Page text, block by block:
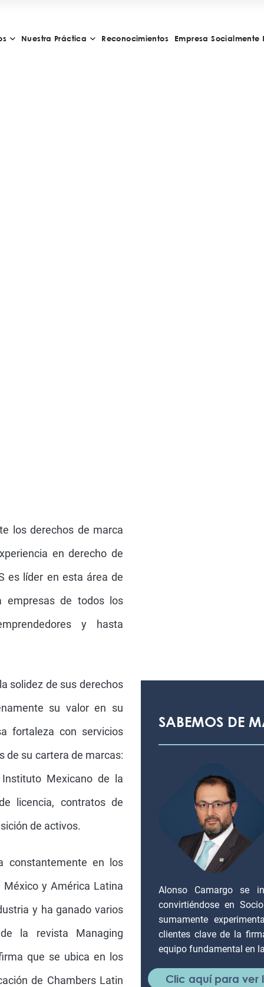
Nuestra Práctica Reconocimientos Empresa Socialmente
los derechos de marca
en derecho de
es líder en esta área de
empresas de todos los
y hasta
solidez de sus derechos
su valor en su
fortaleza con servicios
de su cartera de marcas:
Mexicano de la
licencia, contratos de
de activos.
constantemente en los
y América Latina
y ha ganado varios
la revista Managing
que se ubica en los
de Chambers Latin
SABEMOS DE
Alonso Camargo se
convirtiéndose en
sumamente
clientes clave de la
equipo fundamental en
Clic aquí para